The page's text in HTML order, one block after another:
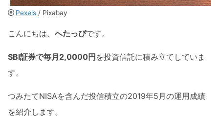
Pexels / Pixabay
こんにちは、 へたっぴです。
SBI証券で毎月2,0000円 を投資信託に積み立てしていま
す。
つみたてNISAを含んだ投信積立の2019年5月の運用成績
を紹介します。